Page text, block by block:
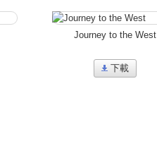
Journey to the West
下載